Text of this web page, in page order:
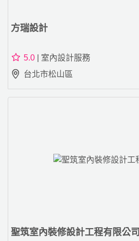
方瑞設計
5.0 | 室內設計服務
台北市松山區
聖筑室內裝修設計工程有限公司